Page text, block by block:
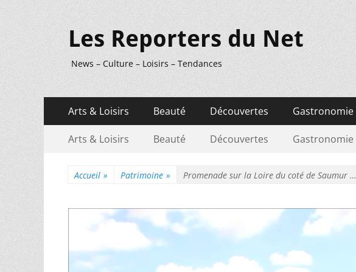
Les Reporters du Net
News – Culture – Loisirs – Tendances
Menu
principal
contenu
Arts & Loisirs Beauté Découvertes Gastronomie
Menu
Arts & Loisirs Beauté Découvertes Gastronomie
Accueil » Patrimoine » Promenade sur la Loire du coté de Saumur …